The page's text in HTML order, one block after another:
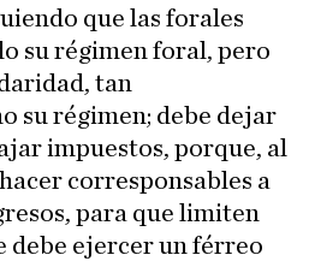
que las forales
su régimen foral, pero
tan
su régimen; debe dejar
impuestos, porque, al
corresponsables a
para que limiten
debe ejercer un férreo